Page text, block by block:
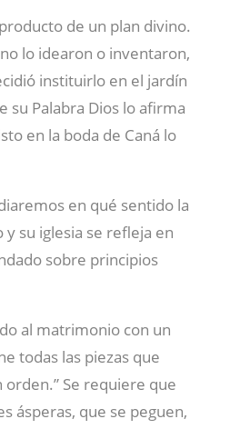
de un plan divino.
lo idearon o inventaron,
instituirlo en el jardín
su Palabra Dios lo afirma
en la boda de Caná lo
en qué sentido la
su iglesia se refleja en
sobre principios
al matrimonio con un
todas las piezas que
Se requiere que
ásperas, que se peguen,